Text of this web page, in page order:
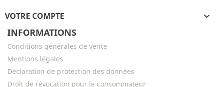
VOTRE COMPTE

INFORMATIONS
Conditions générales de vente
Mentions légales
Déclaration de protection des données
Droit de révocation pour le consommateur